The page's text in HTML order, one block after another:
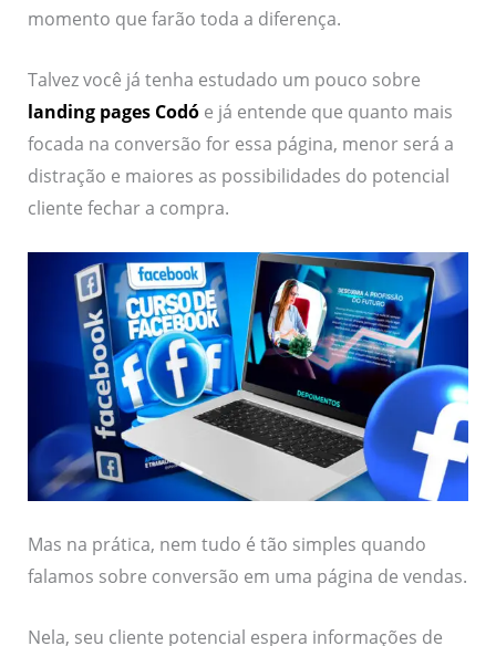
momento que farão toda a diferença.
Talvez você já tenha estudado um pouco sobre
landing pages Codóe já entende que quanto mais
focada na conversão for essa página, menor será a
distração e maiores as possibilidades do potencial
cliente fechar a compra.
Mas na prática, nem tudo é tão simples quando
falamos sobre conversão em uma página de vendas.
Nela, seu cliente potencial espera informações de